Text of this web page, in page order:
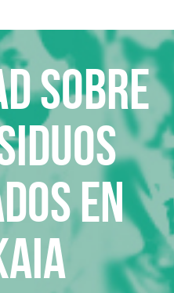
sobre
en